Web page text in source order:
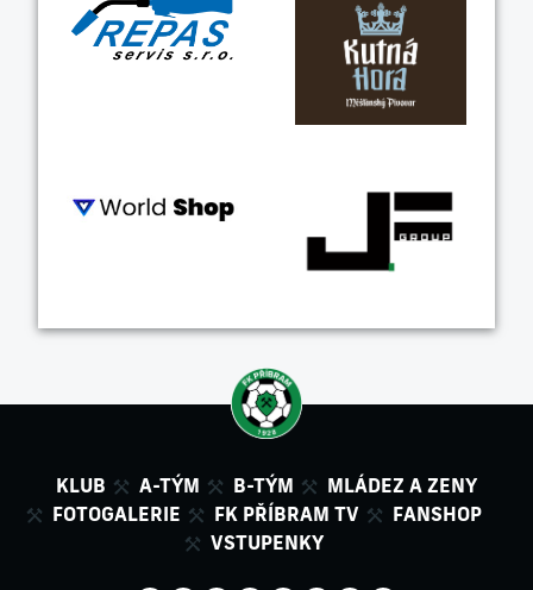
KLUB A-TÝM B-TÝM
MLÁDEZ A ZENY
FOTOGALERIE
FK PŘÍBRAM TV
FANSHOP
VSTUPENKY